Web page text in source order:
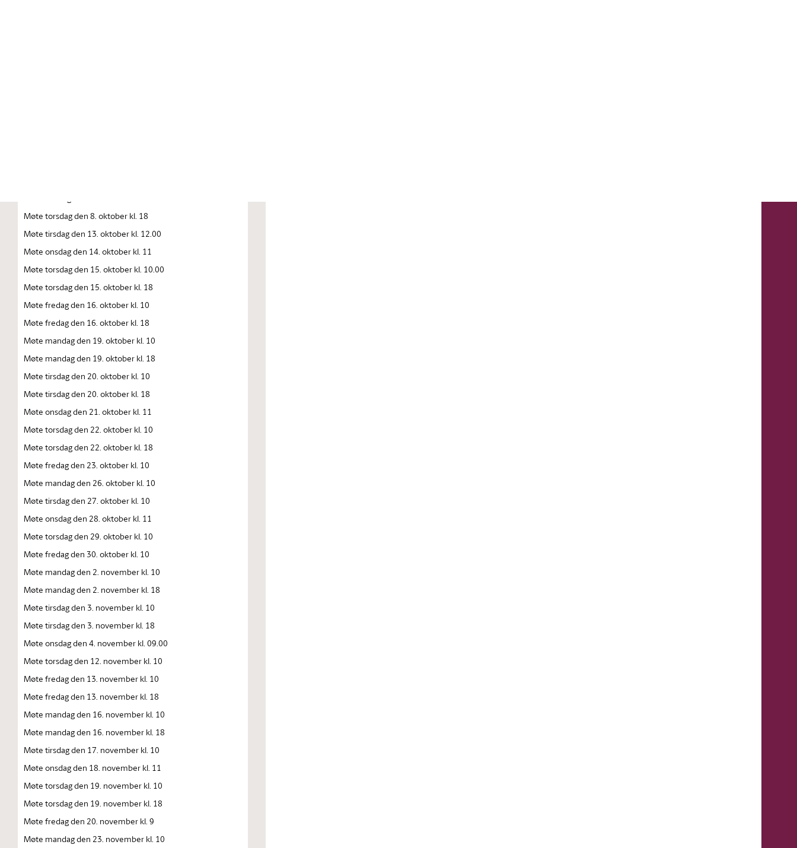
Møte torsdag den 8. oktober kl. 18
Møte tirsdag den 13. oktober kl. 12.00
Møte onsdag den 14. oktober kl. 11
Møte torsdag den 15. oktober kl. 10.00
Møte torsdag den 15. oktober kl. 18
Møte fredag den 16. oktober kl. 10
Møte fredag den 16. oktober kl. 18
Møte mandag den 19. oktober kl. 10
Møte mandag den 19. oktober kl. 18
Møte tirsdag den 20. oktober kl. 10
Møte tirsdag den 20. oktober kl. 18
Møte onsdag den 21. oktober kl. 11
Møte torsdag den 22. oktober kl. 10
Møte torsdag den 22. oktober kl. 18
Møte fredag den 23. oktober kl. 10
Møte mandag den 26. oktober kl. 10
Møte tirsdag den 27. oktober kl. 10
Møte onsdag den 28. oktober kl. 11
Møte torsdag den 29. oktober kl. 10
Møte fredag den 30. oktober kl. 10
Møte mandag den 2. november kl. 10
Møte mandag den 2. november kl. 18
Møte tirsdag den 3. november kl. 10
Møte tirsdag den 3. november kl. 18
Møte onsdag den 4. november kl. 09.00
Møte torsdag den 12. november kl. 10
Møte fredag den 13. november kl. 10
Møte fredag den 13. november kl. 18
Møte mandag den 16. november kl. 10
Møte mandag den 16. november kl. 18
Møte tirsdag den 17. november kl. 10
Møte onsdag den 18. november kl. 11
Møte torsdag den 19. november kl. 10
Møte torsdag den 19. november kl. 18
Møte fredag den 20. november kl. 9
Møte mandag den 23. november kl. 10